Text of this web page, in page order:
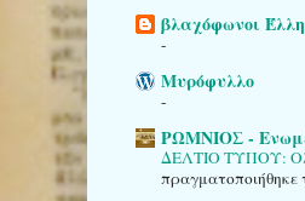
βλαχόφωνοι
-
Μυρόφυλλο
-
ΡΩΜΝΙΟΣ -
ΔΕΛΤΙΟ ΤΥΠΟΥ:
πραγματοποιήθηκε